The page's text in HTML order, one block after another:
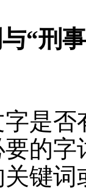
“刑
字是否
的字
关键